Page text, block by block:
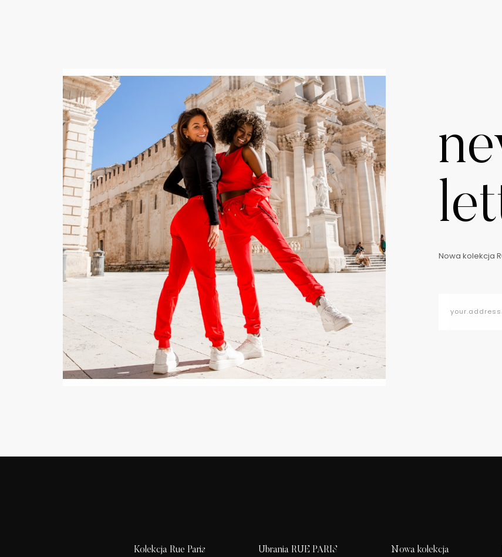
Nowa kolekcja
Kolekcja Rue Paris Ubrania RUE PARIS Nowa kolekcja